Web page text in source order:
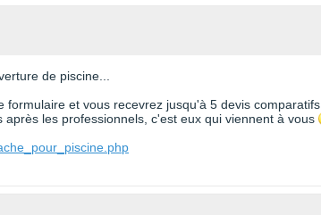
de piscine...
et vous recevrez jusqu'à 5 devis comparatifs
les professionnels, c'est eux qui viennent à vous